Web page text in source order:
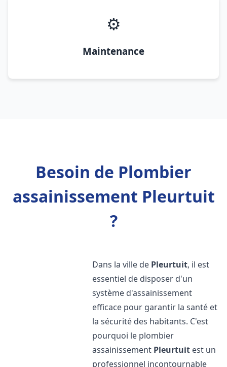
⚙️
Maintenance
Besoin de Plombier
assainissement Pleurtuit
?
Dans la ville de Pleurtuit, il est
essentiel de disposer d'un
système d'assainissement
efficace pour garantir la santé et
la sécurité des habitants. C'est
pourquoi le plombier
assainissement Pleurtuit est un
professionnel incontournable